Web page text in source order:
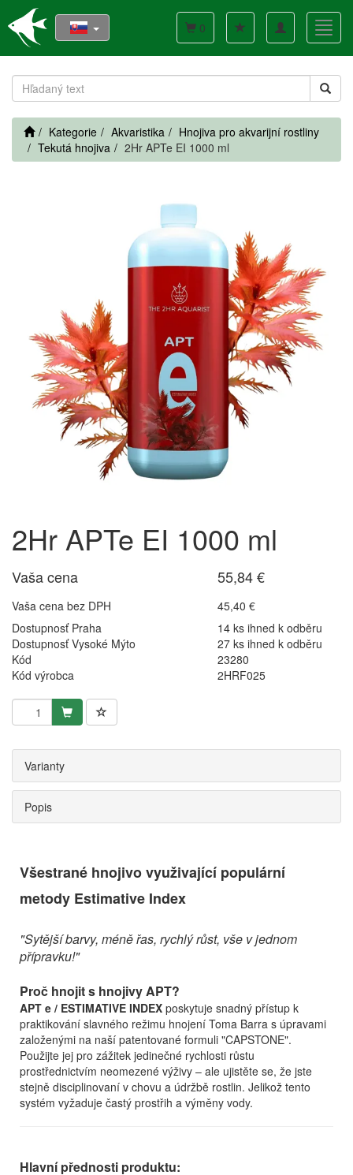
Toggle
navigation
0
Kategorie Akvaristika
Hnojiva pro akvarijní rostliny
Tekutá hnojiva
2Hr APTe EI 1000 ml
2Hr APTe EI 1000 ml
Vaša cena 55,84 €
Vaša cena bez DPH
45,40 €
Dostupnosť Praha
14 ks ihned k odběru
Dostupnosť Vysoké Mýto
27 ks ihned k odběru
Kód
23280
Kód výrobca
2HRF025
Varianty
Popis
Všestrané hnojivo využivající populární
metody Estimative Index
"Sytější barvy, méně řas, rychlý růst, vše v jednom
přípravku!"
Proč hnojit s hnojivy APT?
APT e / ESTIMATIVE INDEX poskytuje snadný přístup k
praktikování slavného režimu hnojení Toma Barra s úpravami
založenými na naší patentované formuli "CAPSTONE".
Použijte jej pro zážitek jedinečné rychlosti růstu
prostřednictvím neomezené výživy – ale ujistěte se, že jste
stejně disciplinovaní v chovu a údržbě rostlin. Jelikož tento
systém vyžaduje častý prostřih a výměny vody.
Hlavní přednosti produktu: